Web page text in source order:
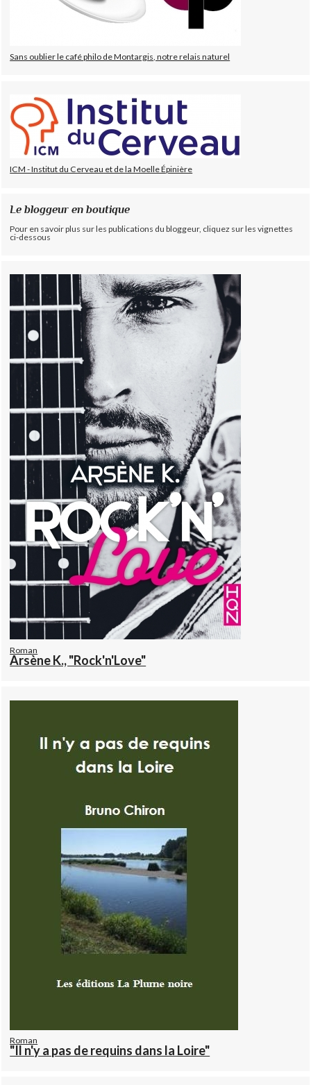
Sans oublier le café philo de Montargis, notre relais naturel
ICM - Institut du Cerveau et de la Moelle Épinière
Le bloggeur en boutique
Pour en savoir plus sur les publications du bloggeur, cliquez sur les vignettes
ci-dessous
Roman
Arsène K., "Rock'n'Love"
Roman
"Il n'y a pas de requins dans la Loire"